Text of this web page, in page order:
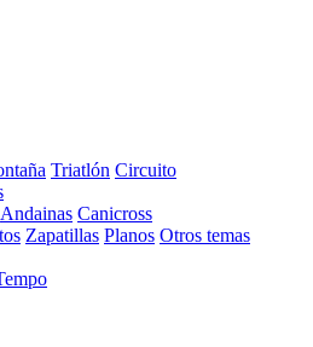
Triatlón Circuito
Andainas Canicross
Zapatillas Planos Otros temas